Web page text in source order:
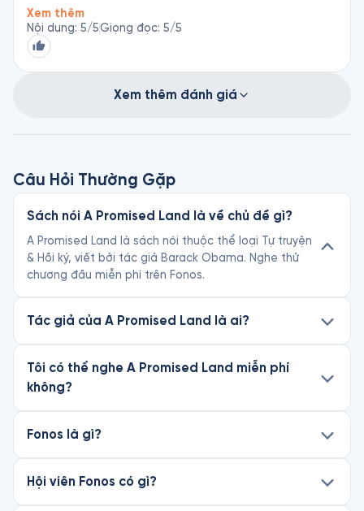
đâu. Nếu ta đã dành thời gian đọc và tiếp thu những
kiến thức giá trị từ quyển sách, chắc hẳn tác giả sẽ hạnh
phúc vô cùng khi ta cùng thực hành với ông. Hành trình
của mình bắt đầu từ việc ko ăn gì sau 8h tối, rồi nâng
thêm chút ở mức 7h tối. Kết quả tức thì là giấc ngủ của
mình sâu hơn, không bị viêm họng vì trào ngược. Bước 2
tháng để tạm thu hoạch. Kết quả là cơ thể nhẹ nhàng
hẳn. Tóm lại, hãy hành động ngay vì cuộc sống chất
lượng hơn
Xem thêm
Nội dung: 5/5Giọng đọc: 5/5
Xem thêm đánh giá
Câu Hỏi Thường Gặp
Sách nói A Promised Land là về chủ đề gì?
A Promised Land là sách nói thuộc thể loại Tự truyện
& Hồi ký, viết bởi tác giả Barack Obama. Nghe thử
chương đầu miễn phí trên Fonos.
Tác giả của A Promised Land là ai?
Tôi có thể nghe A Promised Land miễn phí
không?
Fonos là gì?
Hội viên Fonos có gì?